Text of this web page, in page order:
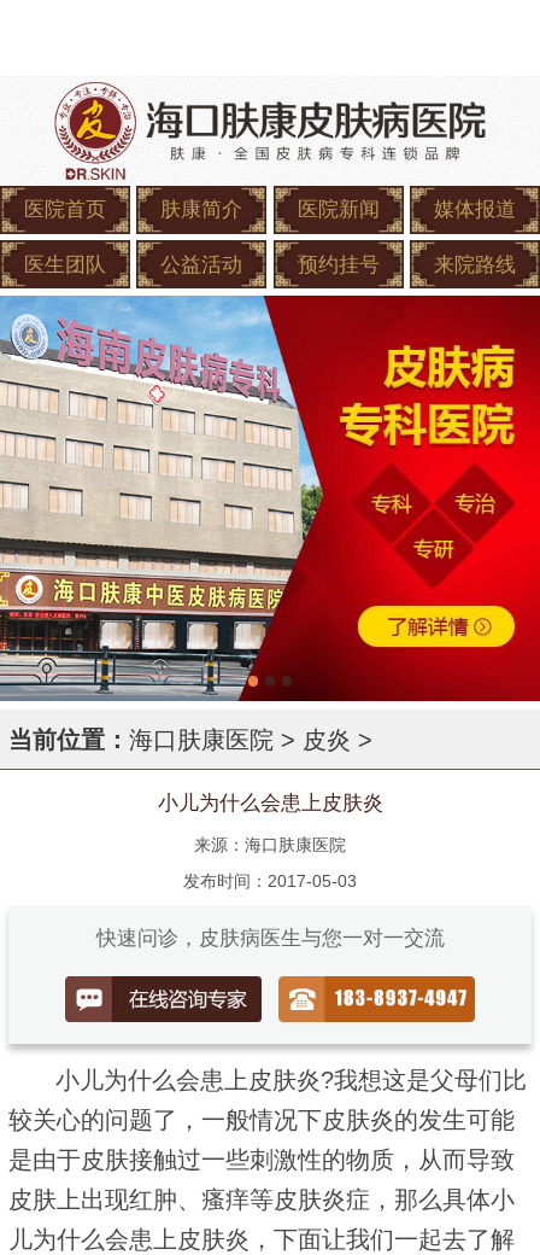
医院首页 肤康简介 医院新闻 媒体报道
医生团队 公益活动 预约挂号 来院路线
当前位置： 海口肤康医院 > 皮炎 >
小儿为什么会患上皮肤炎
来源：海口肤康医院
发布时间：2017-05-03
快速问诊，皮肤病医生与您一对一交流
小儿为什么会患上皮肤炎?我想这是父母们比
较关心的问题了，一般情况下皮肤炎的发生可能
是由于皮肤接触过一些刺激性的物质，从而导致
皮肤上出现红肿、瘙痒等皮肤炎症，那么具体小
儿为什么会患上皮肤炎，下面让我们一起去了解